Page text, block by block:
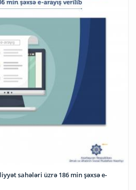
sahələri üzrə 186 min şəxsə e-